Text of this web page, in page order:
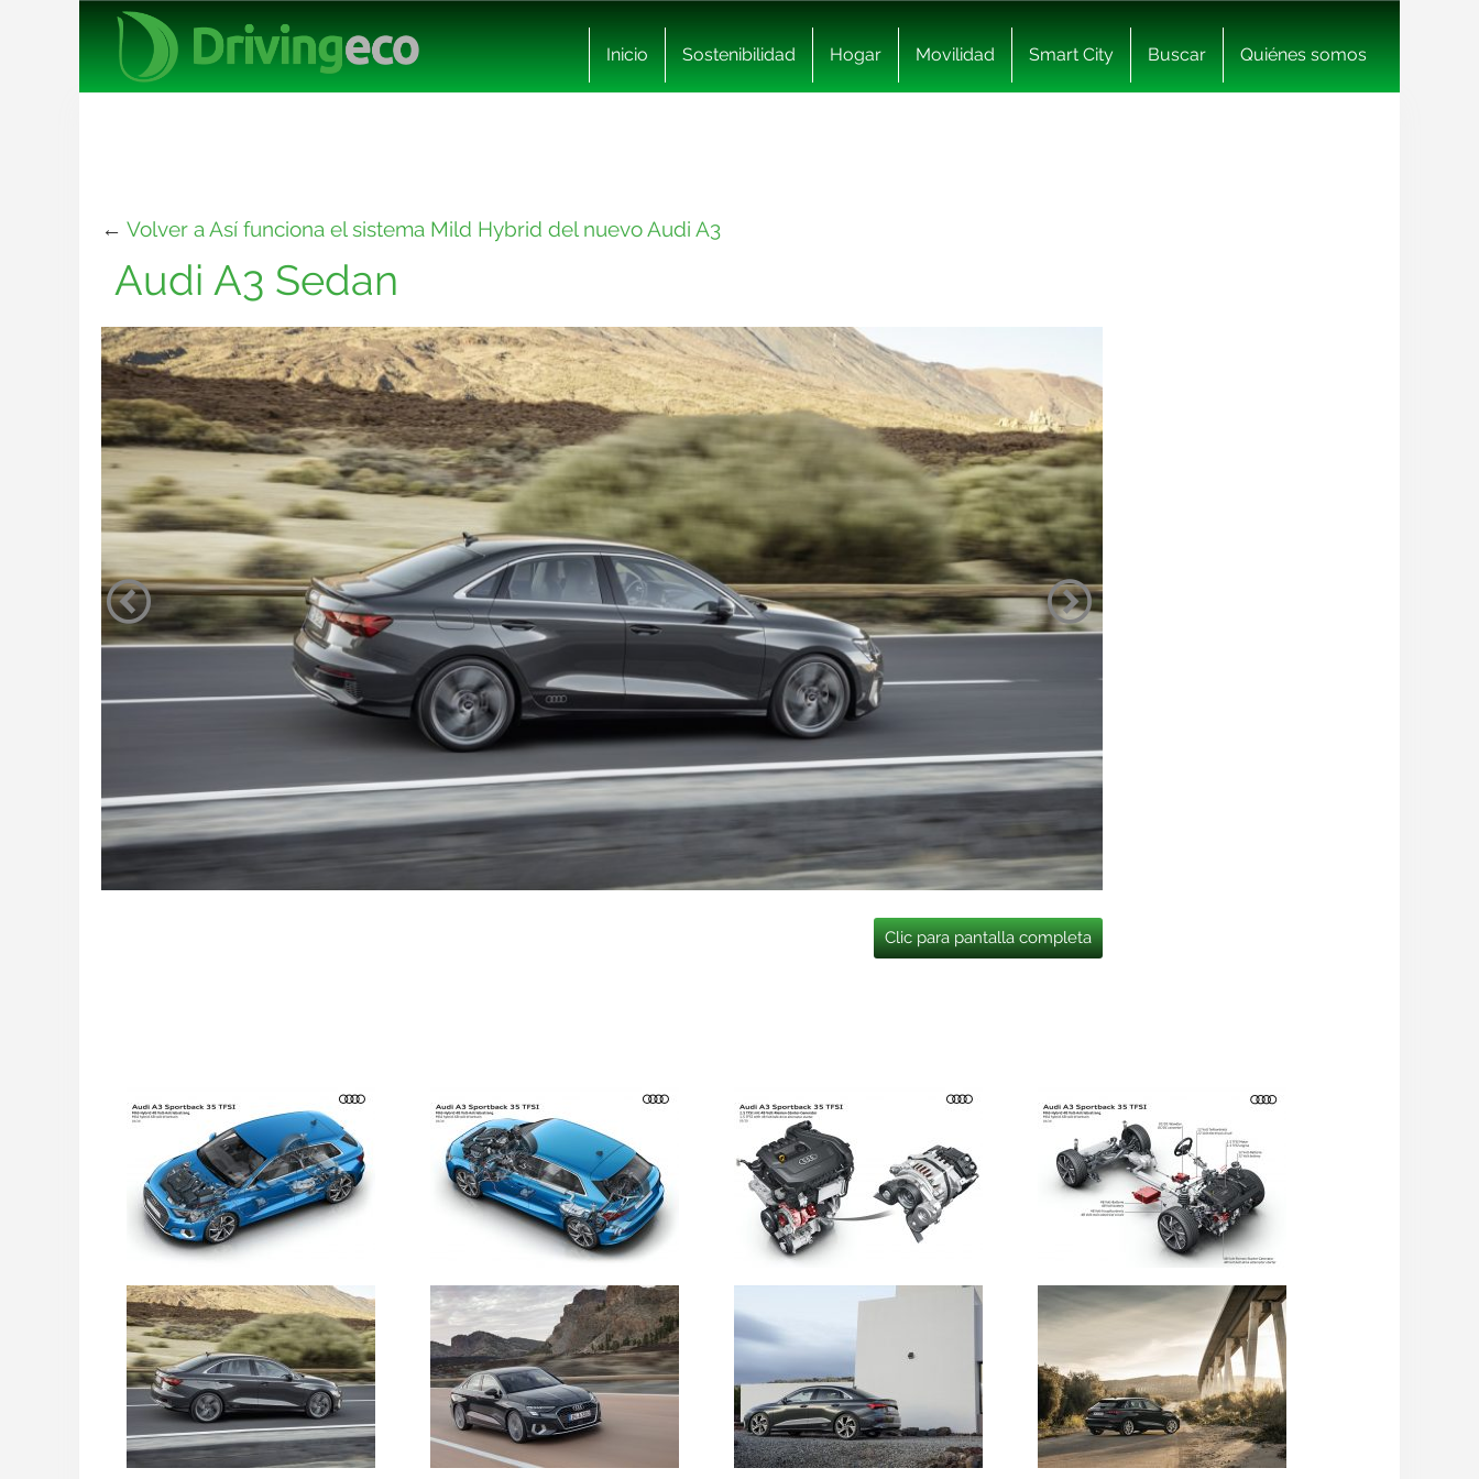
Inicio Sostenibilidad Hogar Movilidad Smart City Buscar Quiénes somos
← Volver a Así funciona el sistema Mild Hybrid del nuevo Audi A3
Audi A3 Sedan
Clic para pantalla completa